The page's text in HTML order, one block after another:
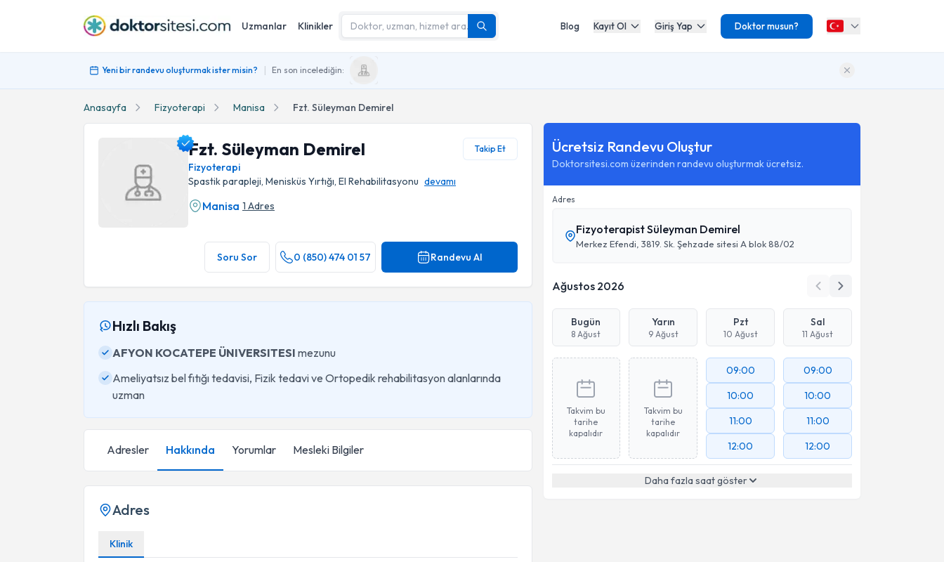
Uzmanlar Klinikler Blog Kayıt Ol Giriş Yap Doktor musun?
Yeni bir randevu oluşturmak ister misin? | En son incelediğin:
Anasayfa Fizyoterapi Manisa Fzt. Süleyman Demirel
Fzt. Süleyman Demirel Takip Et
Fizyoterapi
Spastik parapleji, Menisküs Yırtığı, El Rehabilitasyonu devamı
Manisa 1 Adres
Soru Sor 0 (850) 474 01 57 Randevu Al
Hızlı Bakış
AFYON KOCATEPE ÜNIVERSITESI mezunu
Ameliyatsız bel fıtığı tedavisi, Fizik tedavi ve Ortopedik rehabilitasyon alanlarında
uzman
Adresler Hakkında Yorumlar Mesleki Bilgiler
Adres
Klinik
Ücretsiz Randevu Oluştur
Doktorsitesi.com üzerinden randevu oluşturmak ücretsiz.
Adres
Fizyoterapist Süleyman Demirel
Merkez Efendi, 3819. Sk. Şehzade sitesi A blok 88/02
Ağustos 2026
Bugün
8 Ağust
Yarın
9 Ağust
Pzt
10 Ağust
Sal
11 Ağust
Takvim bu
tarihe
kapalıdır
Takvim bu
tarihe
kapalıdır
09:00
10:00
11:00
12:00
09:00
10:00
11:00
12:00
Daha fazla saat göster